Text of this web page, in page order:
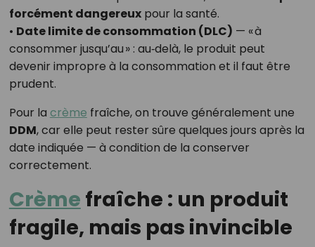
forcément dangereuxpour la santé.
• Date limite de consommation (DLC) — « à
consommer jusqu’au » : au‑delà, le produit peut
devenir impropre à la consommation et il faut être
prudent.
Pour la crème fraîche, on trouve généralement une
DDM, car elle peut rester sûre quelques jours après la
date indiquée — à condition de la conserver
correctement.
Crème fraîche : un produit
fragile, mais pas invincible